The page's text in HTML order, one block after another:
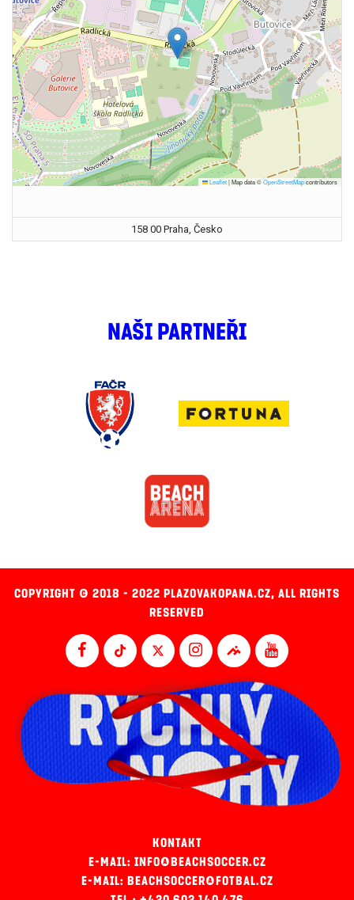
Leaflet|Map data ©OpenStreetMapcontributors
158 00 Praha, Česko
NAŠI PARTNEŘI
COPYRIGHT © 2018 - 2022 PLAZOVAKOPANA.CZ, ALL RIGHTS
RESERVED
KONTAKT
E-MAIL: INFO@BEACHSOCCER.CZ
E-MAIL: BEACHSOCCER@FOTBAL.CZ